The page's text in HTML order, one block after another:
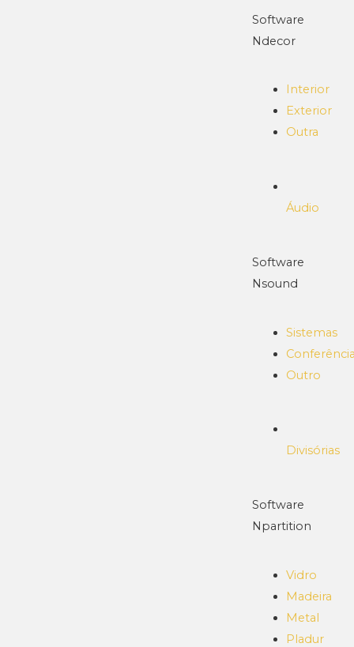
Software
Ndecor
Interior
Exterior
Outra
Áudio
Software
Nsound
Sistemas
Outro
Divisórias
Software
Npartition
Vidro
Madeira
Metal
Pladur